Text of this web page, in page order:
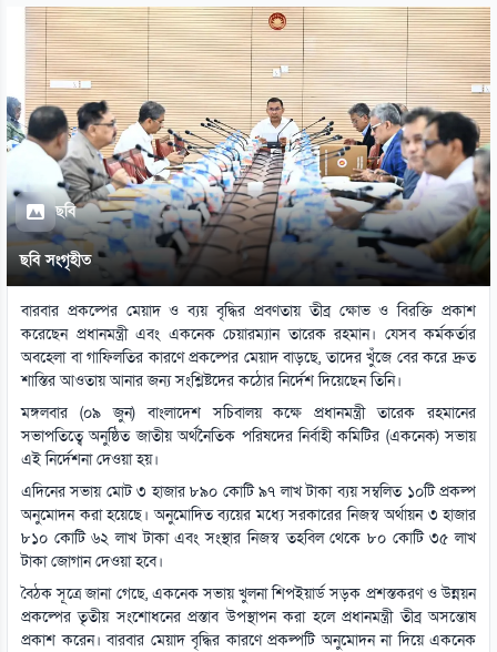
ছবি
ছবি সংগৃহীত
বারবার প্রকল্পের মেয়াদ ও ব্যয় বৃদ্ধির প্রবণতায় তীব্র ক্ষোভ ও বিরক্তি প্রকাশ
করেছেন প্রধানমন্ত্রী এবং একনেক চেয়ারম্যান তারেক রহমান। যেসব কর্মকর্তার
অবহেলা বা গাফিলতির কারণে প্রকল্পের মেয়াদ বাড়ছে, তাদের খুঁজে বের করে দ্রুত
শাস্তির আওতায় আনার জন্য সংশ্লিষ্টদের কঠোর নির্দেশ দিয়েছেন তিনি।
মঙ্গলবার (০৯ জুন) বাংলাদেশ সচিবালয় কক্ষে প্রধানমন্ত্রী তারেক রহমানের
সভাপতিত্বে অনুষ্ঠিত জাতীয় অর্থনৈতিক পরিষদের নির্বাহী কমিটির (একনেক) সভায়
এই নির্দেশনা দেওয়া হয়।
এদিনের সভায় মোট ৩ হাজার ৮৯০ কোটি ৯৭ লাখ টাকা ব্যয় সম্বলিত ১০টি প্রকল্প
অনুমোদন করা হয়েছে। অনুমোদিত ব্যয়ের মধ্যে সরকারের নিজস্ব অর্থায়ন ৩ হাজার
৮১০ কোটি ৬২ লাখ টাকা এবং সংস্থার নিজস্ব তহবিল থেকে ৮০ কোটি ৩৫ লাখ
টাকা জোগান দেওয়া হবে।
বৈঠক সূত্রে জানা গেছে, একনেক সভায় খুলনা শিপইয়ার্ড সড়ক প্রশস্তকরণ ও উন্নয়ন
প্রকল্পের তৃতীয় সংশোধনের প্রস্তাব উপস্থাপন করা হলে প্রধানমন্ত্রী তীব্র অসন্তোষ
প্রকাশ করেন। বারবার মেয়াদ বৃদ্ধির কারণে প্রকল্পটি অনুমোদন না দিয়ে একনেক